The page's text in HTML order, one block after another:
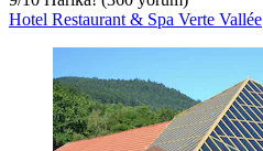
Hotel Restaurant & Spa Verte Vallée